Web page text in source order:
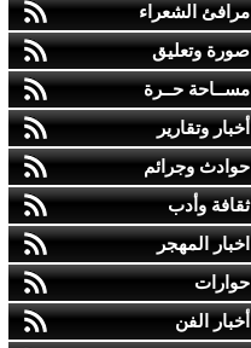
مرافئ الشعراء
صورة وتعليق
مســاحة حــرة
أخبار وتقارير
حوادث وجرائم
ثقافة وأدب
اخبار المهجر
حوارات
أخبار الفن